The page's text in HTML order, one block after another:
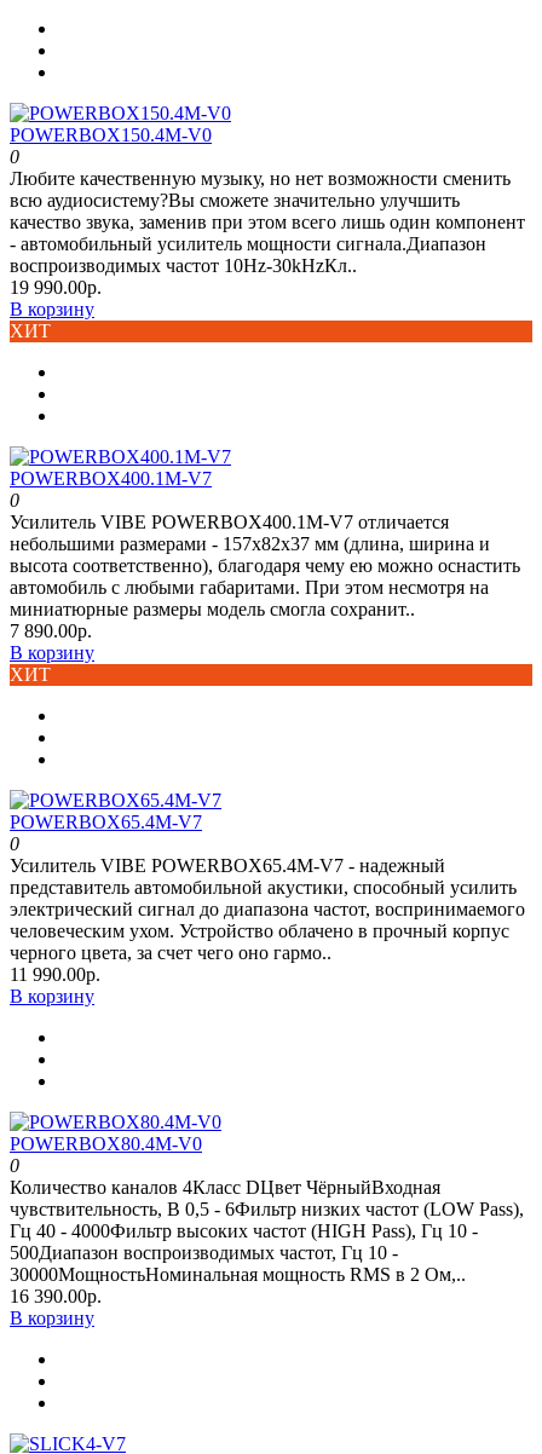
POWERBOX150.4M-V0
0
Любите качественную музыку, но нет возможности сменить
всю аудиосистему?Вы сможете значительно улучшить
качество звука, заменив при этом всего лишь один компонент
- автомобильный усилитель мощности сигнала.Диапазон
воспроизводимых частот 10Hz-30kHzКл..
19 990.00р.
В корзину
ХИТ
POWERBOX400.1M-V7
0
Усилитель VIBE POWERBOX400.1M-V7 отличается
небольшими размерами - 157x82x37 мм (длина, ширина и
высота соответственно), благодаря чему ею можно оснастить
автомобиль с любыми габаритами. При этом несмотря на
миниатюрные размеры модель смогла сохранит..
7 890.00р.
В корзину
ХИТ
POWERBOX65.4M-V7
0
Усилитель VIBE POWERBOX65.4M-V7 - надежный
представитель автомобильной акустики, способный усилить
электрический сигнал до диапазона частот, воспринимаемого
человеческим ухом. Устройство облачено в прочный корпус
черного цвета, за счет чего оно гармо..
11 990.00р.
В корзину
POWERBOX80.4M-V0
0
Количество каналов 4Класс DЦвет ЧёрныйВходная
чувствительность, В 0,5 - 6Фильтр низких частот (LOW Pass),
Гц 40 - 4000Фильтр высоких частот (HIGH Pass), Гц 10 -
500Диапазон воспроизводимых частот, Гц 10 -
30000МощностьНоминальная мощность RMS в 2 Ом,..
16 390.00р.
В корзину